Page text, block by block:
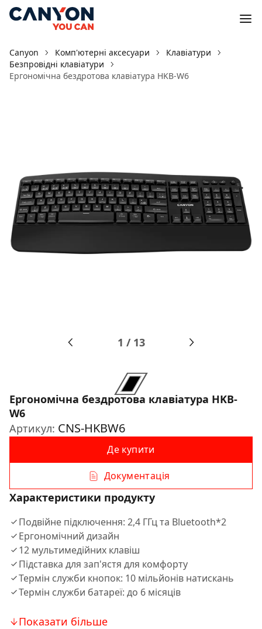
Canyon Комп'ютерні аксесуари
Клавіатури
Безпровідні клавіатури
Ергономічна бездротова клавіатура HKB-W6
1 / 13
Ергономічна бездротова клавіатура HKB-
W6
Артикул: CNS-HKBW6
Де купити
Документація
Характеристики продукту
Подвійне підключення: 2,4 ГГц та Bluetooth*2
Ергономічний дизайн
12 мультимедійних клавіш
Підставка для зап'ястя для комфорту
Термін служби кнопок: 10 мільйонів натискань
Термін служби батареї: до 6 місяців
Показати більше